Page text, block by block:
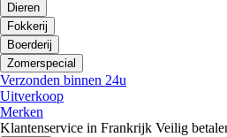
Dieren
Fokkerij
Boerderij
Zomerspecial
Verzonden binnen 24u
Uitverkoop
Merken
Klantenservice in Frankrijk Veilig